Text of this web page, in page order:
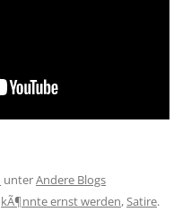
unterAndere Blogs
kÃ¶nnte ernst werden,Satire.